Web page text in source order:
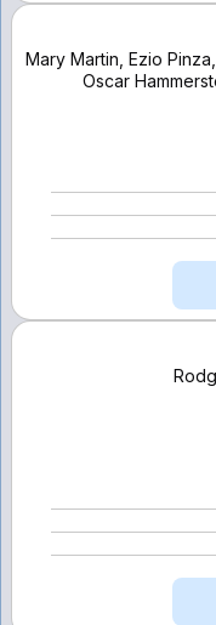
Mary Martin, Ezio
Oscar